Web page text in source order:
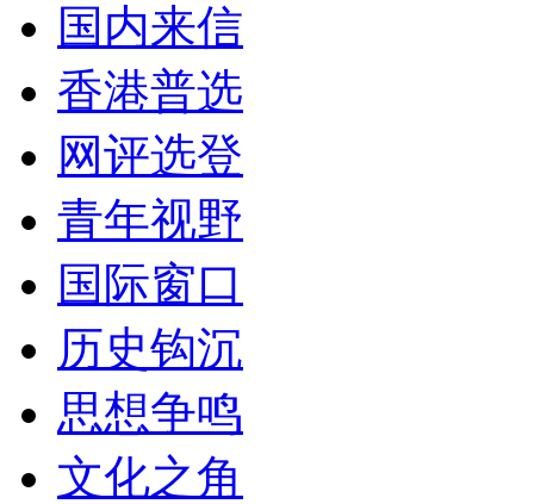
国内来信
香港普选
网评选登
青年视野
国际窗口
历史钩沉
思想争鸣
文化之角